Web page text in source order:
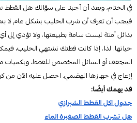
في الختام، وبعد أن أجبنا على سؤالك هل
فيجب أن تعرف أن شرب الحليب بشكل عام لا
بدائل آمنة ليست سامة بطبيعتها، ولا تؤدي
حياتها. لذا، إذا كانت قطتك تشتهي الحليب،
المجفف أو السائل المخصص للقطط، وبكميات
إزعاج في جهازها الهضمي. احصل عليه الآن من
قد يهمك أيضًا:
جدول اكل القطط الشيرازي
هل تشرب القطط الصغيرة الماء